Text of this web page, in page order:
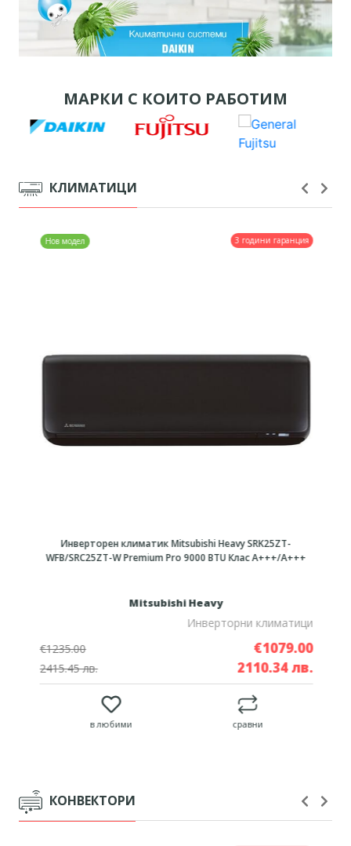
МАРКИ С КОИТО РАБОТИМ
КЛИМАТИЦИ
3 години гаранция
Нов модел
Инверторен климатик Mitsubishi Heavy SRK25ZT-
WFB/SRC25ZT-W Premium Pro 9000 BTU Клас A+++/A+++
Mitsubishi Heavy
Инверторни климатици
€1235.00
€1079.00
2415.45 лв. 2110.34 лв.
в любими сравни
КОНВЕКТОРИ